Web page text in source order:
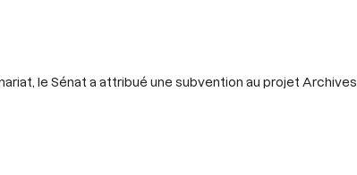
le Sénat a attribué une subvention au projet